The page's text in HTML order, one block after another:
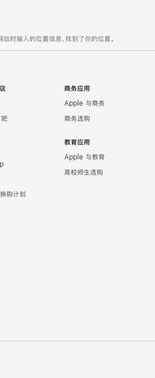
时输入的位置信息，找到了你的位置。
购计划
商务应用
Apple 与商务
商务选购
教育应用
Apple 与教育
高校师生选购